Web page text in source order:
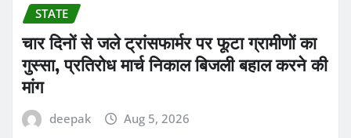
STATE
चार दिनों से जले ट्रांसफार्मर पर फूटा ग्रामीणों का
गुस्सा, प्रतिरोध मार्च निकाल बिजली बहाल करने की
मांग
deepak Aug 5, 2026